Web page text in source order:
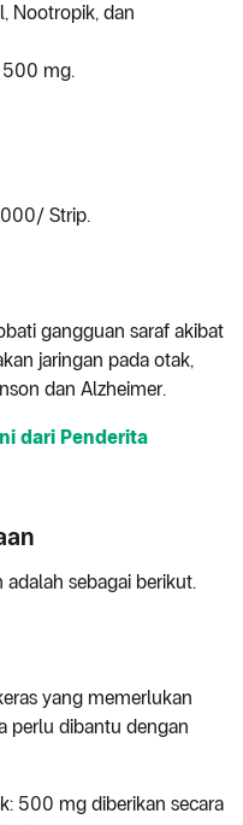
Nootropik, dan
500 mg.
Strip.
gangguan saraf akibat
jaringan pada otak,
dan Alzheimer.
dari Penderita
sebagai berikut.
yang memerlukan
perlu dibantu dengan
500 mg diberikan secara